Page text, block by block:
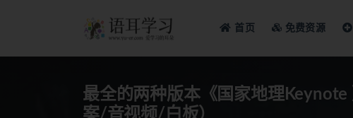
首页 免费资源
最全的两种版本《国家地理
案/音视频/白板）